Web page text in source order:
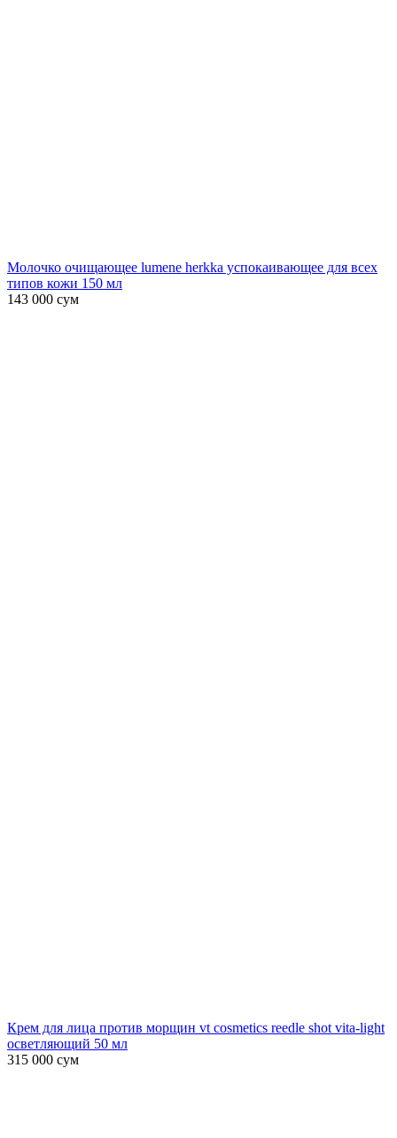
Молочко очищающее lumene herkka успокаивающее для всех
типов кожи 150 мл
143 000 сум
Крем для лица против морщин vt cosmetics reedle shot vita-light
осветляющий 50 мл
315 000 сум